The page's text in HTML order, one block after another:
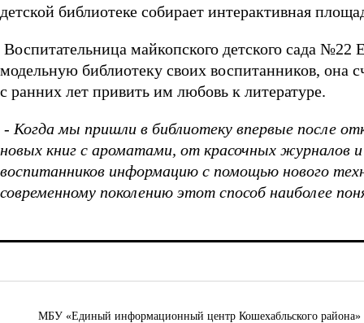
детской библиотеке собирает интерактивная
Воспитательница майкопского детского сада
модельную библиотеку своих воспитанников, она
с ранних лет привить им любовь к литературе.
- Когда мы пришли в библиотеку впервые после
новых книг с ароматами, от красочных журналов
воспитанников информацию с помощью нового
современному поколению этот способ наиболее
МБУ «Единый информационный центр Кошехабльского района»